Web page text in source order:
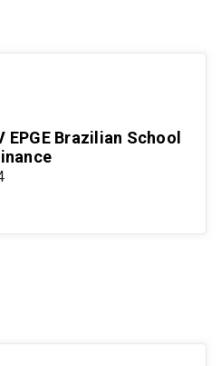
EPGE Brazilian School